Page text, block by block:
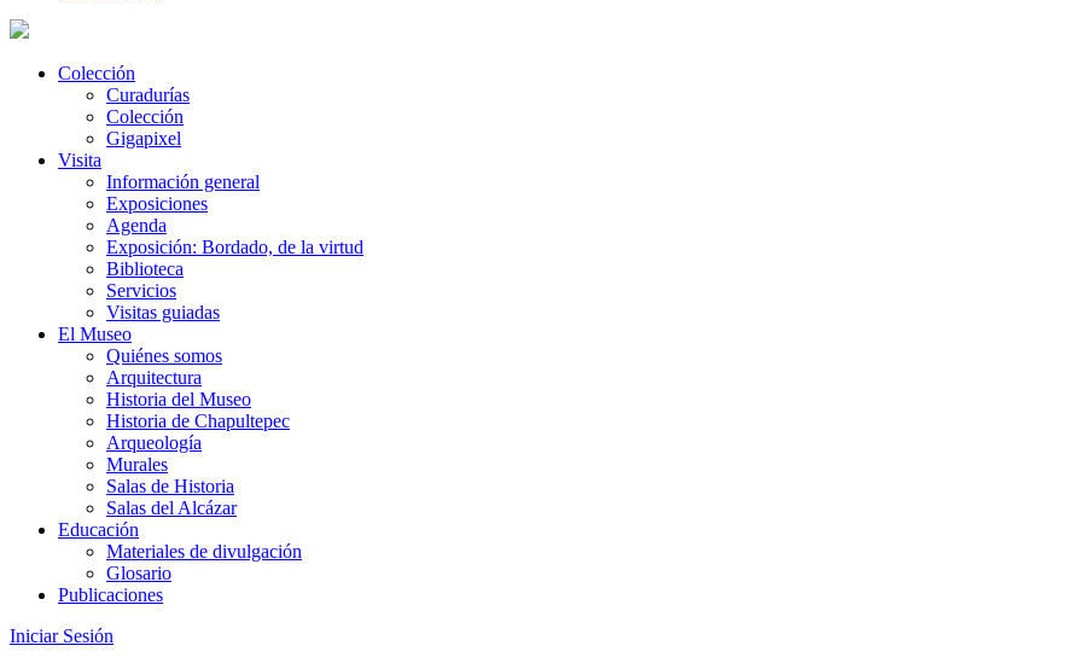
Colección
Curadurías
Colección
Gigapixel
Visita
Información general
Exposiciones
Agenda
Exposición: Bordado, de la virtud
Biblioteca
Servicios
Visitas guiadas
El Museo
Quiénes somos
Arquitectura
Historia del Museo
Historia de Chapultepec
Arqueología
Murales
Salas de Historia
Salas del Alcázar
Educación
Materiales de divulgación
Glosario
Publicaciones
Iniciar Sesión